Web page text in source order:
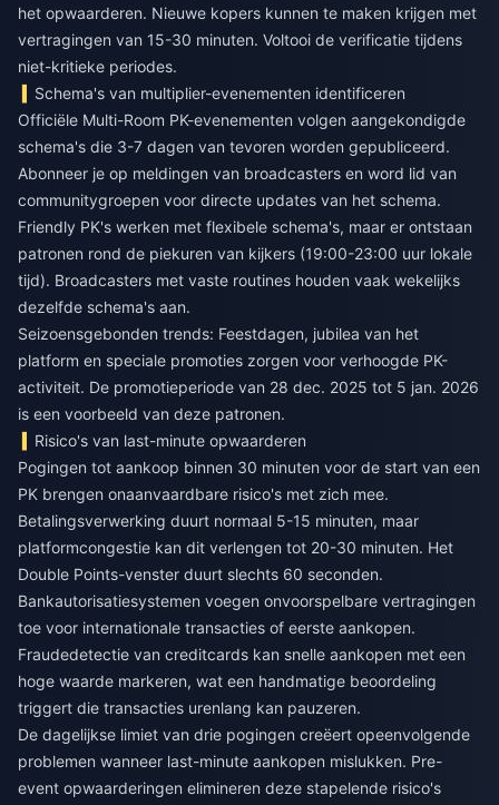
het opwaarderen. Nieuwe kopers kunnen te maken krijgen met
vertragingen van 15-30 minuten. Voltooi de verificatie tijdens
niet-kritieke periodes.
Schema's van multiplier-evenementen identificeren
Officiële Multi-Room PK-evenementen volgen aangekondigde
schema's die 3-7 dagen van tevoren worden gepubliceerd.
Abonneer je op meldingen van broadcasters en word lid van
communitygroepen voor directe updates van het schema.
Friendly PK's werken met flexibele schema's, maar er ontstaan
patronen rond de piekuren van kijkers (19:00-23:00 uur lokale
tijd). Broadcasters met vaste routines houden vaak wekelijks
dezelfde schema's aan.
Seizoensgebonden trends: Feestdagen, jubilea van het
platform en speciale promoties zorgen voor verhoogde PK-
activiteit. De promotieperiode van 28 dec. 2025 tot 5 jan. 2026
is een voorbeeld van deze patronen.
Risico's van last-minute opwaarderen
Pogingen tot aankoop binnen 30 minuten voor de start van een
PK brengen onaanvaardbare risico's met zich mee.
Betalingsverwerking duurt normaal 5-15 minuten, maar
platformcongestie kan dit verlengen tot 20-30 minuten. Het
Double Points-venster duurt slechts 60 seconden.
Bankautorisatiesystemen voegen onvoorspelbare vertragingen
toe voor internationale transacties of eerste aankopen.
Fraudedetectie van creditcards kan snelle aankopen met een
hoge waarde markeren, wat een handmatige beoordeling
triggert die transacties urenlang kan pauzeren.
De dagelijkse limiet van drie pogingen creëert opeenvolgende
problemen wanneer last-minute aankopen mislukken. Pre-
event opwaarderingen elimineren deze stapelende risico's